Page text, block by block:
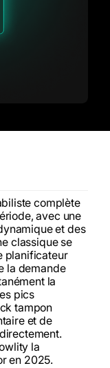
complète
avec une
et des
classique se
planificateur
la demande
la
pics
tampon
et de
la
en 2025.